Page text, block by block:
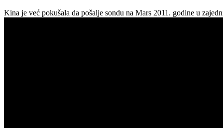
Kina je već pokušala da pošalje sondu na Mars 2011. godine u